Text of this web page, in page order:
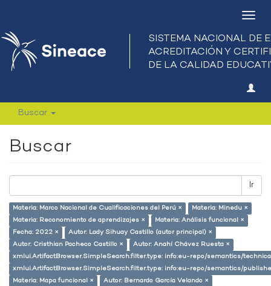
Buscar
Buscar
Ir
Materia: Marco Nacional de Cualificaciones del Perú ×
Materia: Minedu ×
Materia: Reconomiento de aprendizajes ×
Materia: Análisis funcional ×
Fecha: 2022 ×
Autor: Lady Sihuay Castillo (autor principal) ×
Autor: Cristhian Pacheco Castillo ×
Autor: Anahí Chávez Ruesta ×
xmlui.ArtifactBrowser.SimpleSearch.filter.type: info:eu-repo/semantics/
xmlui.ArtifactBrowser.SimpleSearch.filter.type: info:eu-repo/semantics/
Materia: Mapa funcional ×
Autor: Bernardo García Velando ×